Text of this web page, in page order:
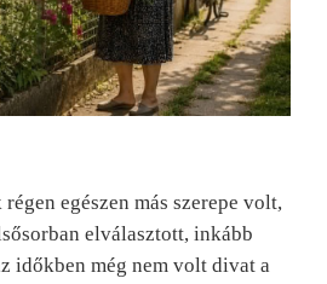
egészen más szerepe volt,
elválasztott, inkább
időkben még nem volt divat a